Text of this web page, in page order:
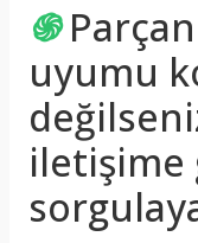
֍
uyumu
iletişime